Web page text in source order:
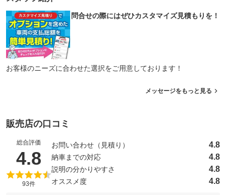
問合せの際にはぜひカスタマイズ見積もりを！
お客様のニーズに合わせた選択をご用意しております！
メッセージをもっと見る
販売店の口コミ
総合評価
4.8 （5点満点中）
93件
お問い合わせ（見積り） 4.8
納車までの対応 4.8
説明の分かりやすさ 4.8
オススメ度 4.8